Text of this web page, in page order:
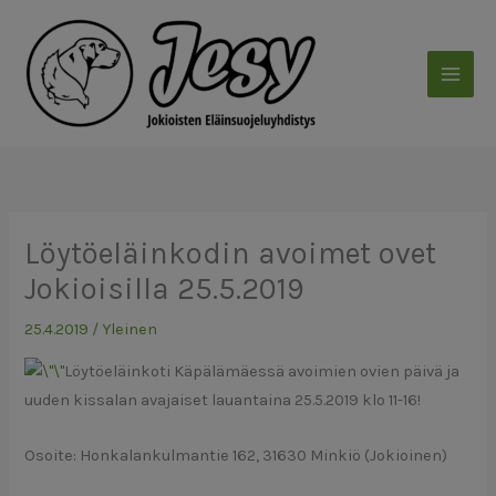
sisältöön
Löytöeläinkodin avoimet ovet
Jokioisilla 25.5.2019
25.4.2019 / Yleinen
Löytöeläinkoti Käpälämäessä avoimien ovien päivä ja
uuden kissalan avajaiset lauantaina 25.5.2019 klo 11-16!
Osoite: Honkalankulmantie 162, 31630 Minkiö (Jokioinen)